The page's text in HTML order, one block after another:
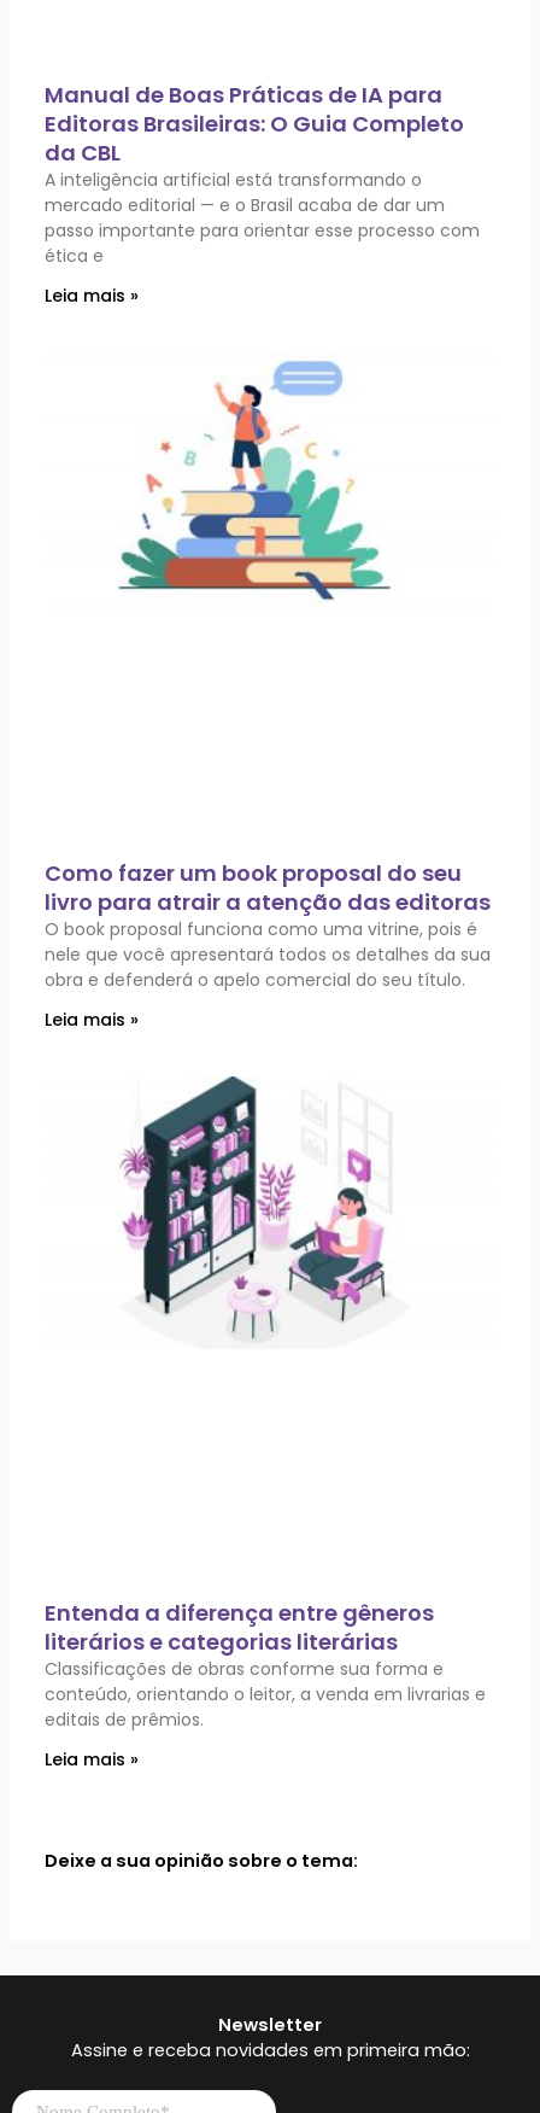
Manual de Boas Práticas de IA para
Editoras Brasileiras: O Guia Completo
da CBL
A inteligência artificial está transformando o
mercado editorial — e o Brasil acaba de dar um
passo importante para orientar esse processo com
ética e
Leia mais »
Como fazer um book proposal do seu
livro para atrair a atenção das editoras
O book proposal funciona como uma vitrine, pois é
nele que você apresentará todos os detalhes da sua
obra e defenderá o apelo comercial do seu título.
Leia mais »
Entenda a diferença entre gêneros
literários e categorias literárias
Classificações de obras conforme sua forma e
conteúdo, orientando o leitor, a venda em livrarias e
editais de prêmios.
Leia mais »
Deixe a sua opinião sobre o tema:
Newsletter
Assine e receba novidades em primeira mão: